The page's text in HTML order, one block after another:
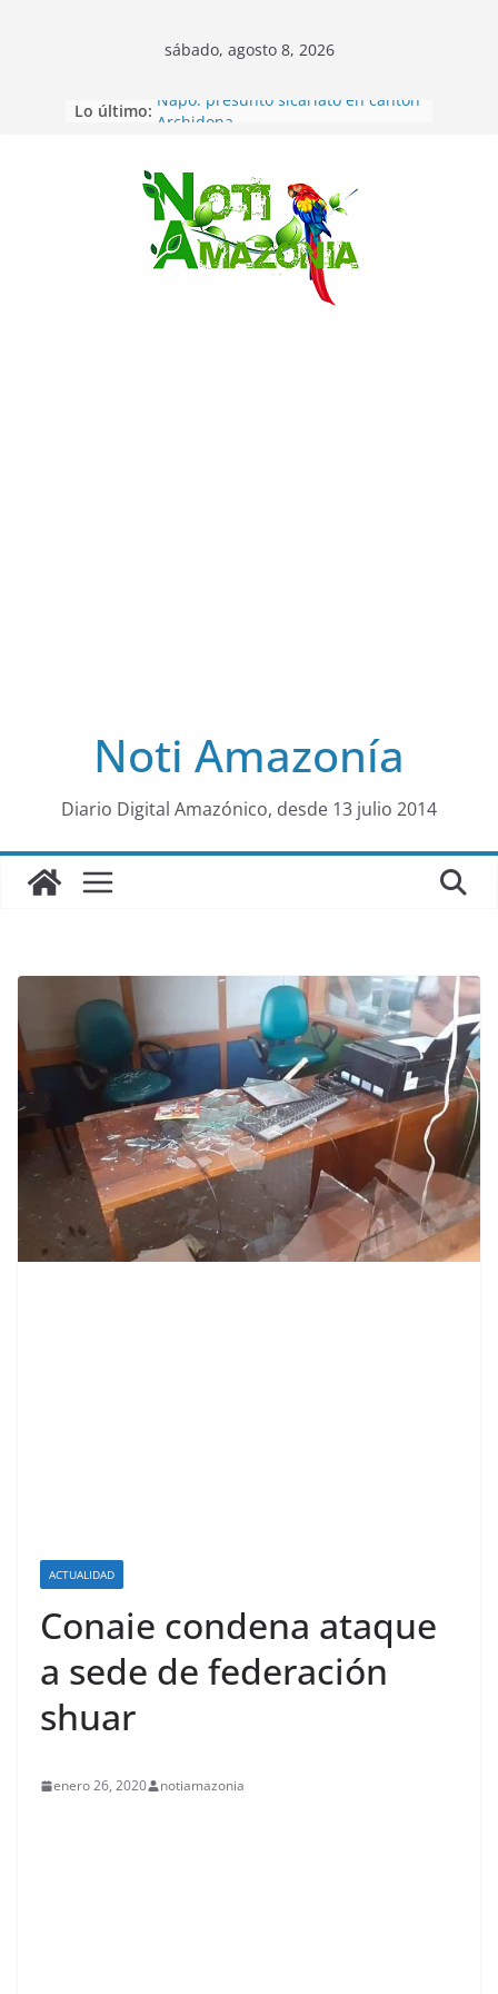
Saltar
al
sábado, agosto 8, 2026
Lo último: Napo: presunto sicariato en cantón
desaparecidos fueron encontrados
muertos en Puerto lopez
Sentencian a 34 años de prisión a
implicados en caso de Alison,
oriunda de Tena
Vozinha, el arquero sensación de
cabo Verde, ya llegó para
Noti Amazonía
Diario Digital Amazónico, desde 13 julio 2014
ACTUALIDAD
Conaie condena ataque
a sede de federación
shuar
enero 26, 2020 notiamazonia